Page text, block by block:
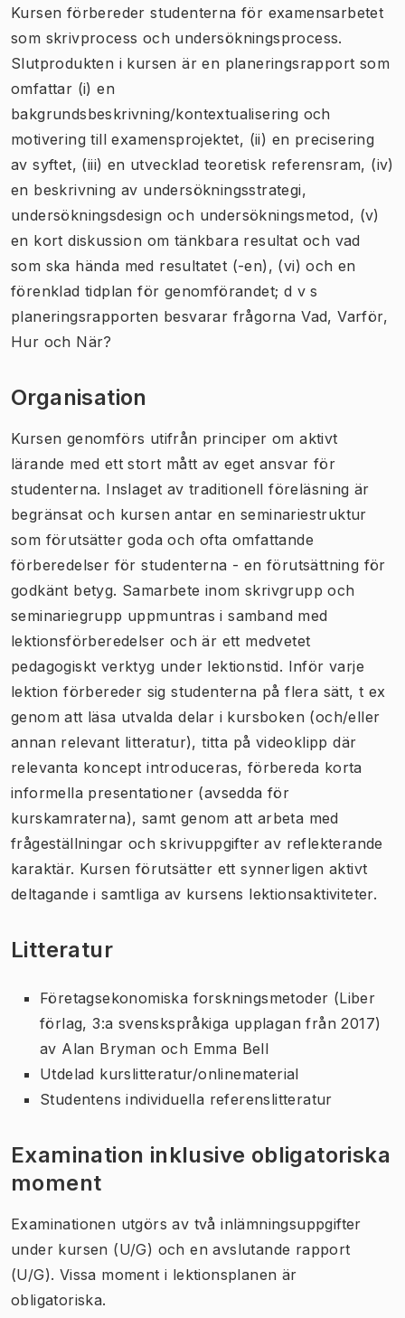
Kursen förbereder studenterna för examensarbetet
som skrivprocess och undersökningsprocess.
Slutprodukten i kursen är en planeringsrapport som
omfattar (i) en
bakgrundsbeskrivning/kontextualisering och
motivering till examensprojektet, (ii) en precisering
av syftet, (iii) en utvecklad teoretisk referensram, (iv)
en beskrivning av undersökningsstrategi,
undersökningsdesign och undersökningsmetod, (v)
en kort diskussion om tänkbara resultat och vad
som ska hända med resultatet (-en), (vi) och en
förenklad tidplan för genomförandet; d v s
planeringsrapporten besvarar frågorna Vad, Varför,
Hur och När?
Organisation
Kursen genomförs utifrån principer om aktivt
lärande med ett stort mått av eget ansvar för
studenterna. Inslaget av traditionell föreläsning är
begränsat och kursen antar en seminariestruktur
som förutsätter goda och ofta omfattande
förberedelser för studenterna - en förutsättning för
godkänt betyg. Samarbete inom skrivgrupp och
seminariegrupp uppmuntras i samband med
lektionsförberedelser och är ett medvetet
pedagogiskt verktyg under lektionstid. Inför varje
lektion förbereder sig studenterna på flera sätt, t ex
genom att läsa utvalda delar i kursboken (och/eller
annan relevant litteratur), titta på videoklipp där
relevanta koncept introduceras, förbereda korta
informella presentationer (avsedda för
kurskamraterna), samt genom att arbeta med
frågeställningar och skrivuppgifter av reflekterande
karaktär. Kursen förutsätter ett synnerligen aktivt
deltagande i samtliga av kursens lektionsaktiviteter.
Litteratur
Företagsekonomiska forskningsmetoder (Liber
förlag, 3:a svenskspråkiga upplagan från 2017)
av Alan Bryman och Emma Bell
Utdelad kurslitteratur/onlinematerial
Studentens individuella referenslitteratur
Examination inklusive obligatoriska
moment
Examinationen utgörs av två inlämningsuppgifter
under kursen (U/G) och en avslutande rapport
(U/G). Vissa moment i lektionsplanen är
obligatoriska.